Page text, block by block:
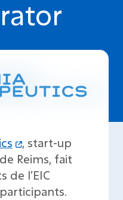
, start-up
Reims, fait
de l’EIC